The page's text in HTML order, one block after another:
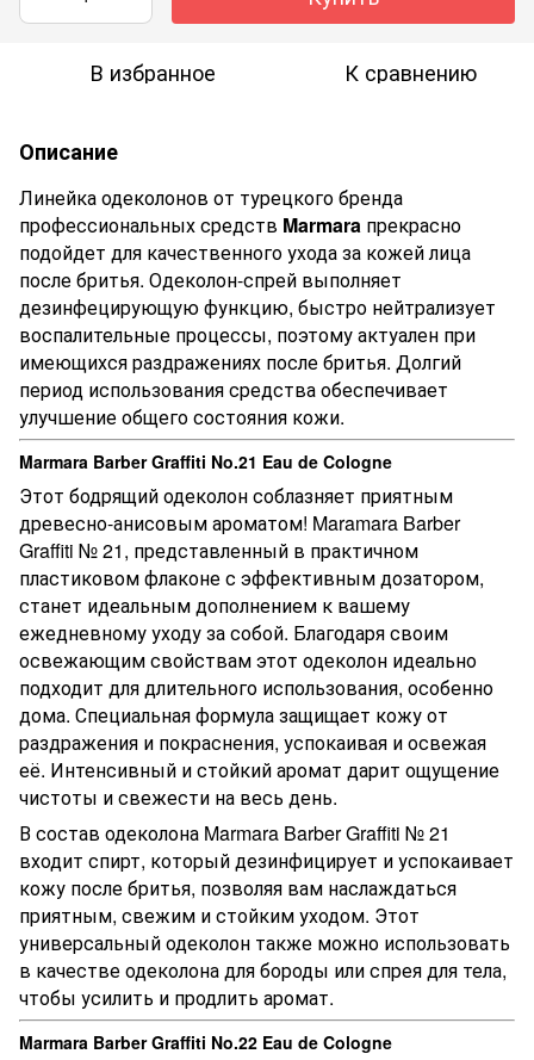
В избранное К сравнению
Описание
Линейка одеколонов от турецкого бренда
профессиональных средств Marmara прекрасно
подойдет для качественного ухода за кожей лица
после бритья. Одеколон-спрей выполняет
дезинфецирующую функцию, быстро нейтрализует
воспалительные процессы, поэтому актуален при
имеющихся раздражениях после бритья. Долгий
период использования средства обеспечивает
улучшение общего состояния кожи.
Marmara Barber Graffiti No.21 Eau de Cologne
Этот бодрящий одеколон соблазняет приятным
древесно-анисовым ароматом! Maramara Barber
Graffiti № 21, представленный в практичном
пластиковом флаконе с эффективным дозатором,
станет идеальным дополнением к вашему
ежедневному уходу за собой. Благодаря своим
освежающим свойствам этот одеколон идеально
подходит для длительного использования, особенно
дома. Специальная формула защищает кожу от
раздражения и покраснения, успокаивая и освежая
её. Интенсивный и стойкий аромат дарит ощущение
чистоты и свежести на весь день.
В состав одеколона Marmara Barber Graffiti № 21
входит спирт, который дезинфицирует и успокаивает
кожу после бритья, позволяя вам наслаждаться
приятным, свежим и стойким уходом. Этот
универсальный одеколон также можно использовать
в качестве одеколона для бороды или спрея для тела,
чтобы усилить и продлить аромат.
Marmara Barber Graffiti No.22 Eau de Cologne